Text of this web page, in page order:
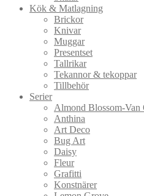
Kök & Matlagning
Brickor
Knivar
Muggar
Presentset
Tallrikar
Tekannor & tekoppar
Tillbehör
Serier
Almond Blossom-Van
Anthina
Art Deco
Bug Art
Daisy
Fleur
Grafitti
Konstnärer